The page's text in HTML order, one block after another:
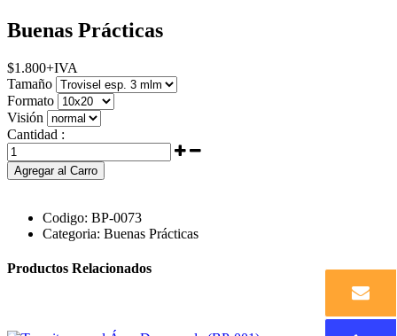
Buenas Prácticas
$1.800+IVA
Tamaño
Formato
Visión
Cantidad :
Agregar al Carro
Codigo: BP-0073
Categoria: Buenas Prácticas
Productos Relacionados